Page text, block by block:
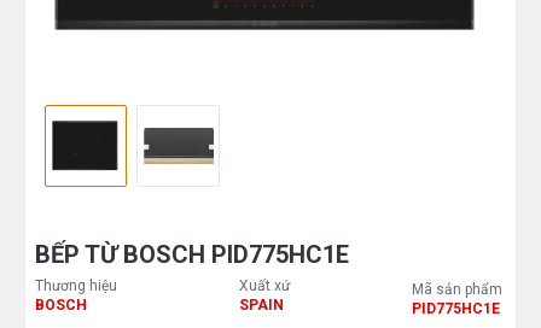
BẾP TỪ BOSCH PID775HC1E
Thương hiệu
BOSCH
Xuất xứ
SPAIN
Mã sản phẩm
PID775HC1E